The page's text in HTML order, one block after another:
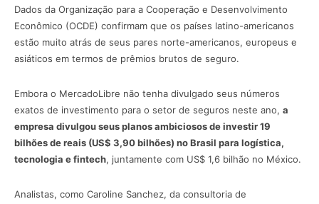
Dados da Organização para a Cooperação e Desenvolvimento
Econômico (OCDE) confirmam que os países latino-americanos
estão muito atrás de seus pares norte-americanos, europeus e
asiáticos em termos de prêmios brutos de seguro.
Embora o MercadoLibre não tenha divulgado seus números
exatos de investimento para o setor de seguros neste ano, a
empresa divulgou seus planos ambiciosos de investir 19
bilhões de reais (US$ 3,90 bilhões) no Brasil para logística,
tecnologia e fintech, juntamente com US$ 1,6 bilhão no México.
Analistas, como Caroline Sanchez, da consultoria de